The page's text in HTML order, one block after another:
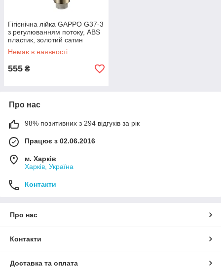
Гігієнічна лійка GAPPO G37-3
з регулюванням потоку, ABS
пластик, золотий сатин
Немає в наявності
555 ₴
Про нас
98% позитивних з 294 відгуків за рік
Працює з 02.06.2016
м. Харків
Харків, Україна
Контакти
Про нас
Контакти
Доставка та оплата